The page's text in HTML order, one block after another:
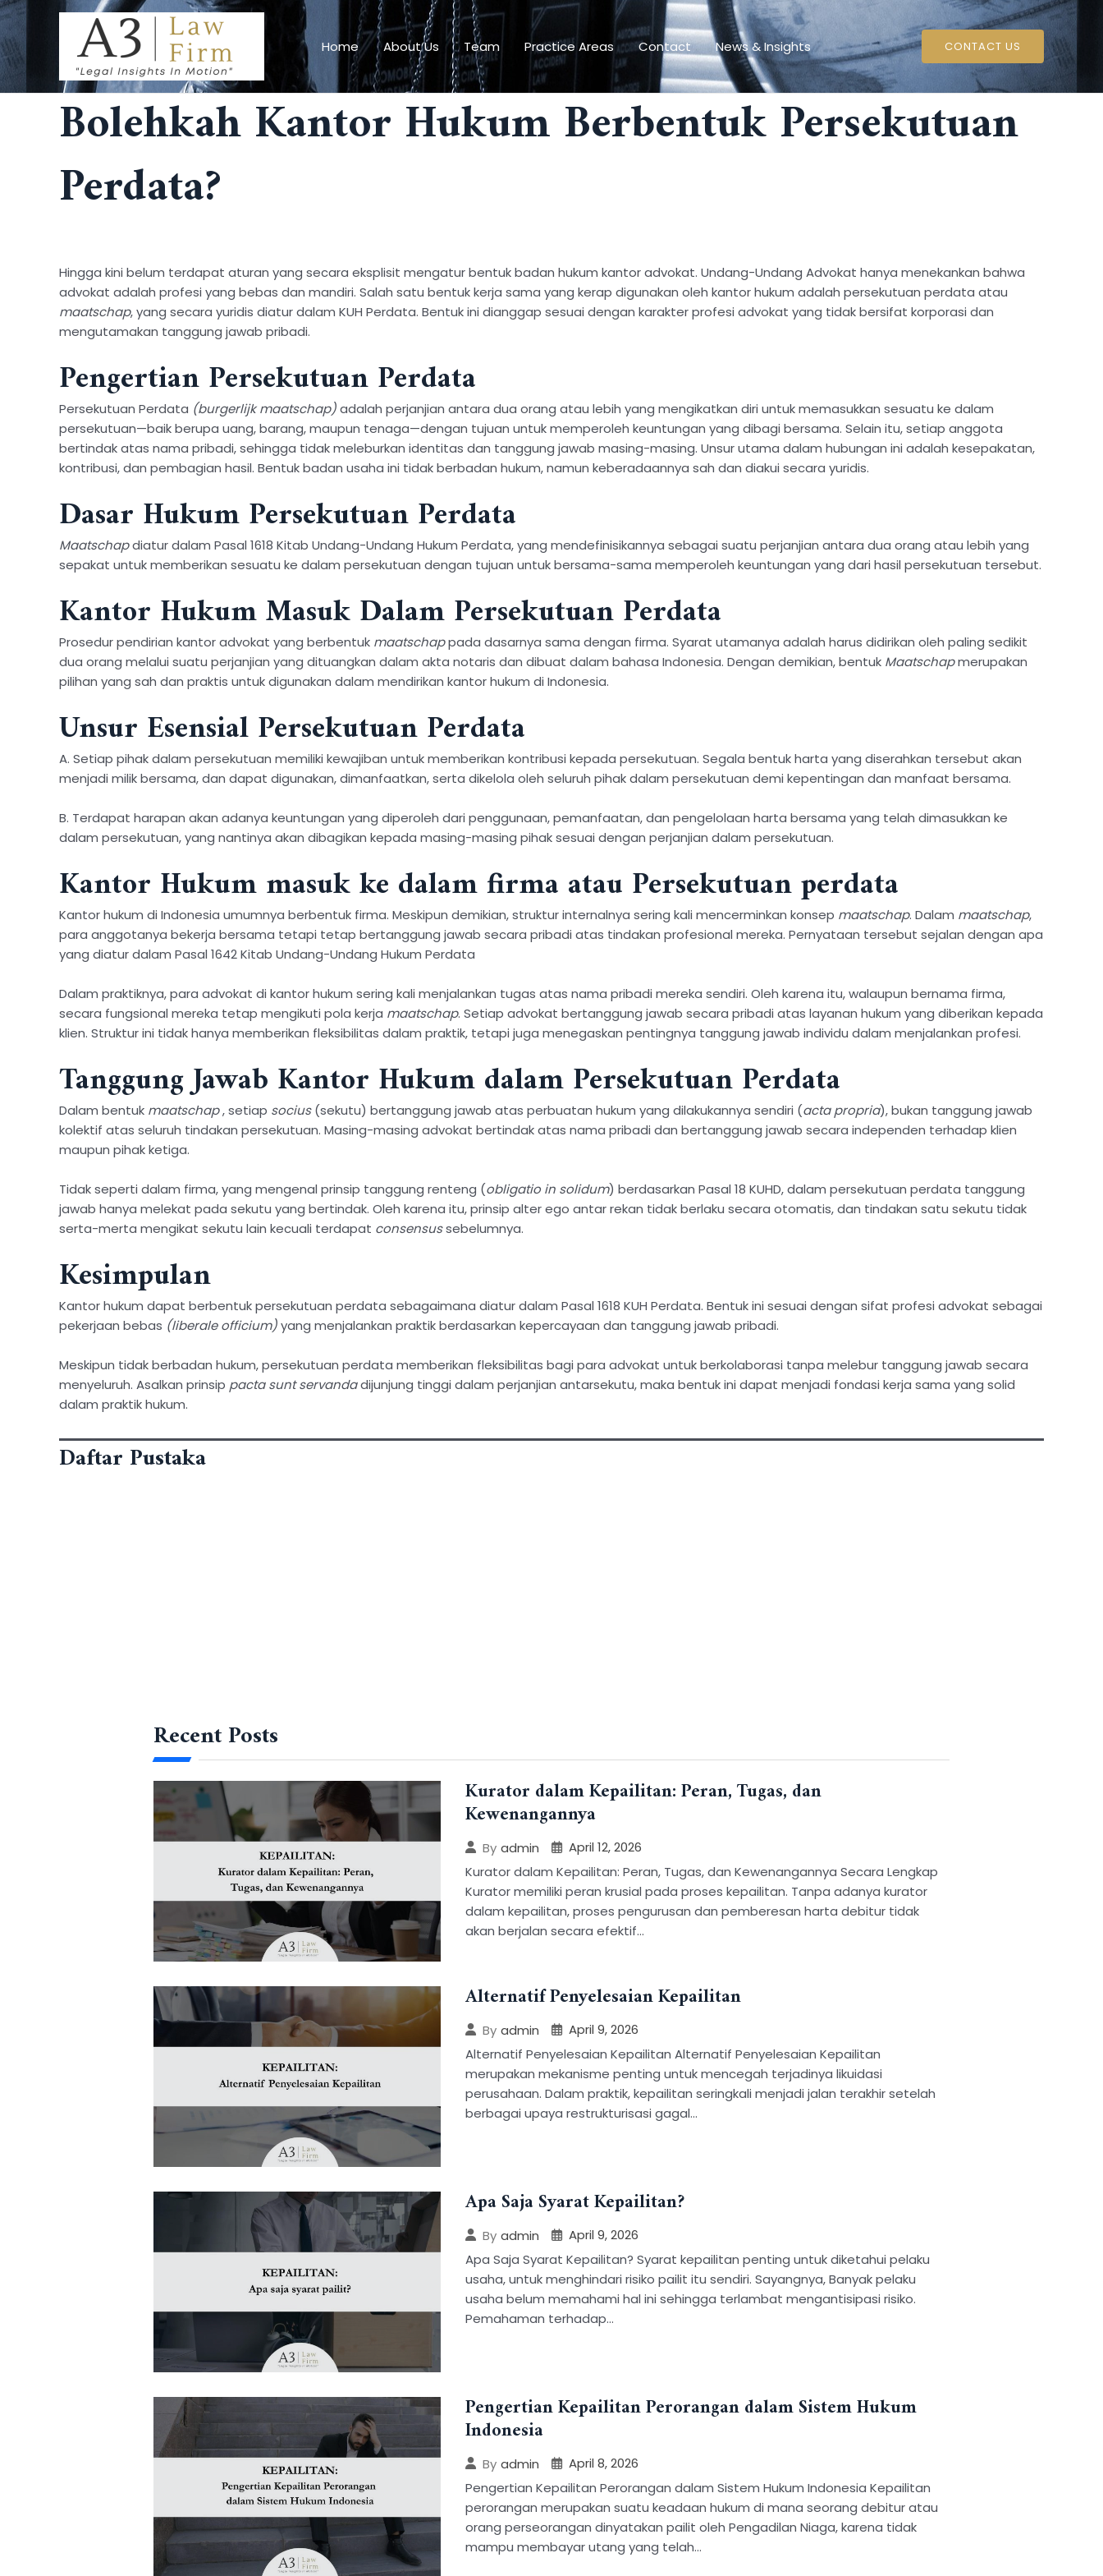
Skip
to
content
Home About Us Team Practice Areas Contact News & Insights CONTACT US
Bolehkah Kantor Hukum Berbentuk Persekutuan
Perdata?
Hingga kini belum terdapat aturan yang secara eksplisit mengatur bentuk badan hukum kantor advokat. Undang-Undang Advokat hanya menekankan bahwa
advokat adalah profesi yang bebas dan mandiri. Salah satu bentuk kerja sama yang kerap digunakan oleh kantor hukum adalah persekutuan perdata atau
maatschap, yang secara yuridis diatur dalam KUH Perdata. Bentuk ini dianggap sesuai dengan karakter profesi advokat yang tidak bersifat korporasi dan
mengutamakan tanggung jawab pribadi.
Pengertian Persekutuan Perdata
Persekutuan Perdata (burgerlijk maatschap)adalah perjanjian antara dua orang atau lebih yang mengikatkan diri untuk memasukkan sesuatu ke dalam
persekutuan—baik berupa uang, barang, maupun tenaga—dengan tujuan untuk memperoleh keuntungan yang dibagi bersama. Selain itu, setiap anggota
bertindak atas nama pribadi, sehingga tidak meleburkan identitas dan tanggung jawab masing-masing. Unsur utama dalam hubungan ini adalah kesepakatan,
kontribusi, dan pembagian hasil. Bentuk badan usaha ini tidak berbadan hukum, namun keberadaannya sah dan diakui secara yuridis.
Dasar Hukum Persekutuan Perdata
Maatschapdiatur dalam Pasal 1618 Kitab Undang-Undang Hukum Perdata, yang mendefinisikannya sebagai suatu perjanjian antara dua orang atau lebih yang
sepakat untuk memberikan sesuatu ke dalam persekutuan dengan tujuan untuk bersama-sama memperoleh keuntungan yang dari hasil persekutuan tersebut.
Kantor Hukum Masuk Dalam Persekutuan Perdata
Prosedur pendirian kantor advokat yang berbentuk maatschappada dasarnya sama dengan firma. Syarat utamanya adalah harus didirikan oleh paling sedikit
dua orang melalui suatu perjanjian yang dituangkan dalam akta notaris dan dibuat dalam bahasa Indonesia. Dengan demikian, bentuk Maatschapmerupakan
pilihan yang sah dan praktis untuk digunakan dalam mendirikan kantor hukum di Indonesia.
Unsur Esensial Persekutuan Perdata
A. Setiap pihak dalam persekutuan memiliki kewajiban untuk memberikan kontribusi kepada persekutuan. Segala bentuk harta yang diserahkan tersebut akan
menjadi milik bersama, dan dapat digunakan, dimanfaatkan, serta dikelola oleh seluruh pihak dalam persekutuan demi kepentingan dan manfaat bersama.
B. Terdapat harapan akan adanya keuntungan yang diperoleh dari penggunaan, pemanfaatan, dan pengelolaan harta bersama yang telah dimasukkan ke
dalam persekutuan, yang nantinya akan dibagikan kepada masing-masing pihak sesuai dengan perjanjian dalam persekutuan.
Kantor Hukum masuk ke dalam firma atau Persekutuan perdata
Kantor hukum di Indonesia umumnya berbentuk firma. Meskipun demikian, struktur internalnya sering kali mencerminkan konsep maatschap. Dalam maatschap,
para anggotanya bekerja bersama tetapi tetap bertanggung jawab secara pribadi atas tindakan profesional mereka. Pernyataan tersebut sejalan dengan apa
yang diatur dalam Pasal 1642 Kitab Undang-Undang Hukum Perdata
Dalam praktiknya, para advokat di kantor hukum sering kali menjalankan tugas atas nama pribadi mereka sendiri. Oleh karena itu, walaupun bernama firma,
secara fungsional mereka tetap mengikuti pola kerja maatschap. Setiap advokat bertanggung jawab secara pribadi atas layanan hukum yang diberikan kepada
klien. Struktur ini tidak hanya memberikan fleksibilitas dalam praktik, tetapi juga menegaskan pentingnya tanggung jawab individu dalam menjalankan profesi.
Tanggung Jawab Kantor Hukum dalam Persekutuan Perdata
Dalam bentuk maatschap, setiap socius(sekutu) bertanggung jawab atas perbuatan hukum yang dilakukannya sendiri (acta propria), bukan tanggung jawab
kolektif atas seluruh tindakan persekutuan. Masing-masing advokat bertindak atas nama pribadi dan bertanggung jawab secara independen terhadap klien
maupun pihak ketiga.
Tidak seperti dalam firma, yang mengenal prinsip tanggung renteng (obligatio in solidum) berdasarkan Pasal 18 KUHD, dalam persekutuan perdata tanggung
jawab hanya melekat pada sekutu yang bertindak. Oleh karena itu, prinsip alter ego antar rekan tidak berlaku secara otomatis, dan tindakan satu sekutu tidak
serta-merta mengikat sekutu lain kecuali terdapat consensussebelumnya.
Kesimpulan
Kantor hukum dapat berbentuk persekutuan perdata sebagaimana diatur dalam Pasal 1618 KUH Perdata. Bentuk ini sesuai dengan sifat profesi advokat sebagai
pekerjaan bebas (liberale officium)yang menjalankan praktik berdasarkan kepercayaan dan tanggung jawab pribadi.
Meskipun tidak berbadan hukum, persekutuan perdata memberikan fleksibilitas bagi para advokat untuk berkolaborasi tanpa melebur tanggung jawab secara
menyeluruh. Asalkan prinsip pacta sunt servandadijunjung tinggi dalam perjanjian antarsekutu, maka bentuk ini dapat menjadi fondasi kerja sama yang solid
dalam praktik hukum.
Daftar Pustaka
Recent Posts
Kurator dalam Kepailitan: Peran, Tugas, dan
Kewenangannya
By admin
April 12, 2026
Kurator dalam Kepailitan: Peran, Tugas, dan Kewenangannya Secara Lengkap
Kurator memiliki peran krusial pada proses kepailitan. Tanpa adanya kurator
dalam kepailitan, proses pengurusan dan pemberesan harta debitur tidak
akan berjalan secara efektif…
Alternatif Penyelesaian Kepailitan
By admin
April 9, 2026
Alternatif Penyelesaian Kepailitan Alternatif Penyelesaian Kepailitan
merupakan mekanisme penting untuk mencegah terjadinya likuidasi
perusahaan. Dalam praktik, kepailitan seringkali menjadi jalan terakhir setelah
berbagai upaya restrukturisasi gagal…
Apa Saja Syarat Kepailitan?
By admin
April 9, 2026
Apa Saja Syarat Kepailitan? Syarat kepailitan penting untuk diketahui pelaku
usaha, untuk menghindari risiko pailit itu sendiri. Sayangnya, Banyak pelaku
usaha belum memahami hal ini sehingga terlambat mengantisipasi risiko.
Pemahaman terhadap…
Pengertian Kepailitan Perorangan dalam Sistem Hukum
Indonesia
By admin
April 8, 2026
Pengertian Kepailitan Perorangan dalam Sistem Hukum Indonesia Kepailitan
perorangan merupakan suatu keadaan hukum di mana seorang debitur atau
orang perseorangan dinyatakan pailit oleh Pengadilan Niaga, karena tidak
mampu membayar utang yang telah…
Post
navigation